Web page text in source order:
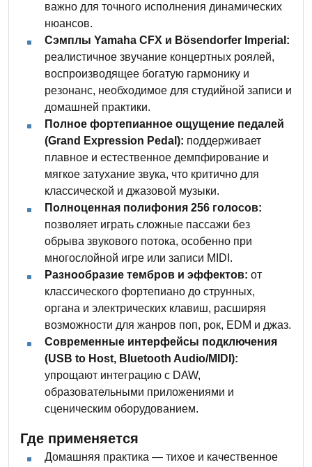
важно для точного исполнения динамических
нюансов.
Сэмплы Yamaha CFX и Bösendorfer Imperial:
реалистичное звучание концертных роялей,
воспроизводящее богатую гармонику и
резонанс, необходимое для студийной записи и
домашней практики.
Полное фортепианное ощущение педалей
(Grand Expression Pedal): поддерживает
плавное и естественное демпфирование и
мягкое затухание звука, что критично для
классической и джазовой музыки.
Полноценная полифония 256 голосов:
позволяет играть сложные пассажи без
обрыва звукового потока, особенно при
многослойной игре или записи MIDI.
Разнообразие тембров и эффектов: от
классического фортепиано до струнных,
органа и электрических клавиш, расширяя
возможности для жанров поп, рок, EDM и джаз.
Современные интерфейсы подключения
(USB to Host, Bluetooth Audio/MIDI):
упрощают интеграцию с DAW,
образовательными приложениями и
сценическим оборудованием.
Где применяется
Домашняя практика — тихое и качественное